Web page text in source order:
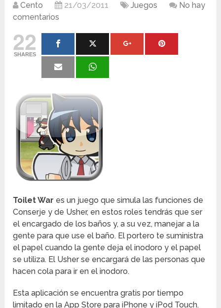
Cento 21/03/2011 Juegos
No hay
comentarios
22
SHARES
Toilet War es un juego que simula las funciones de
Conserje y de Usher, en estos roles tendrás que ser
el encargado de los baños y, a su vez, manejar a la
gente para que use el baño. El portero te suministra
el papel cuando la gente deja el inodoro y el papel
se utiliza. El Usher se encargará de las personas que
hacen cola para ir en el inodoro.
Esta aplicación se encuentra gratis por tiempo
limitado en la App Store para iPhone y iPod Touch.